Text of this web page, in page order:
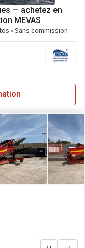
— achetez en
MEVAS
• Sans commission